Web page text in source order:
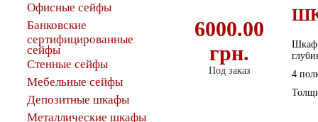
6000.00
грн.
Под заказ
Шкаф
4
Офисные сейфы
Банковские
сертифицированные
сейфы
Стенные сейфы
Мебельные сейфы
Депозитные шкафы
Металлические шкафы